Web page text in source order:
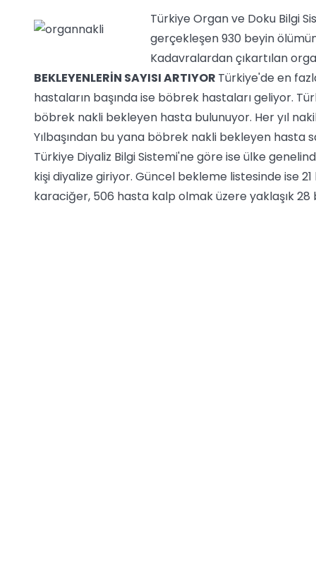
Türkiye Organ ve Doku Bilgi
gerçekleşen 930 beyin
Kadavralardan çıkartılan
BEKLEYENLERİN SAYISI ARTIYOR Türkiye'de en
hastaların başında ise böbrek hastaları geliyor.
böbrek nakli bekleyen hasta bulunuyor. Her yıl
Yılbaşından bu yana böbrek nakli bekleyen hasta
Türkiye Diyaliz Bilgi Sistemi'ne göre ise ülke
kişi diyalize giriyor. Güncel bekleme listesinde ise
karaciğer, 506 hasta kalp olmak üzere yaklaşık